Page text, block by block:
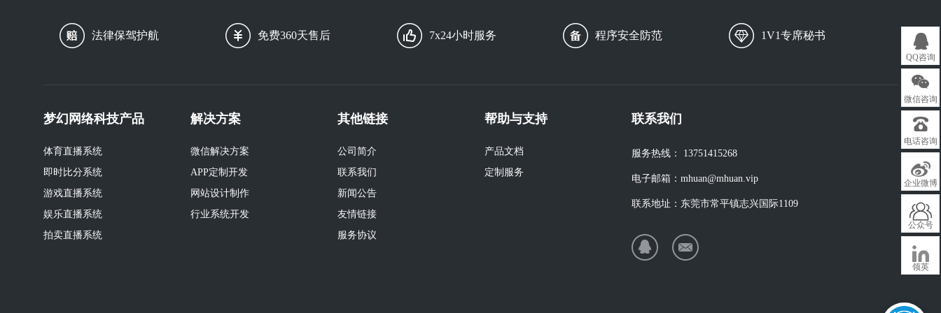
法律保驾护航 免费360天售后 7x24小时服务 程序安全防范 1V1专席秘书
梦幻网络科技产品
体育直播系统
即时比分系统
游戏直播系统
娱乐直播系统
拍卖直播系统
解决方案
微信解决方案
APP定制开发
网站设计制作
行业系统开发
其他链接
公司简介
联系我们
新闻公告
友情链接
服务协议
帮助与支持
产品文档
定制服务
联系我们
服务热线： 13751415268
电子邮箱： mhuan@mhuan.vip
联系地址： 东莞市常平镇志兴国际1109
QQ咨询
微信咨询
电话咨询
企业微博
公众号
领英